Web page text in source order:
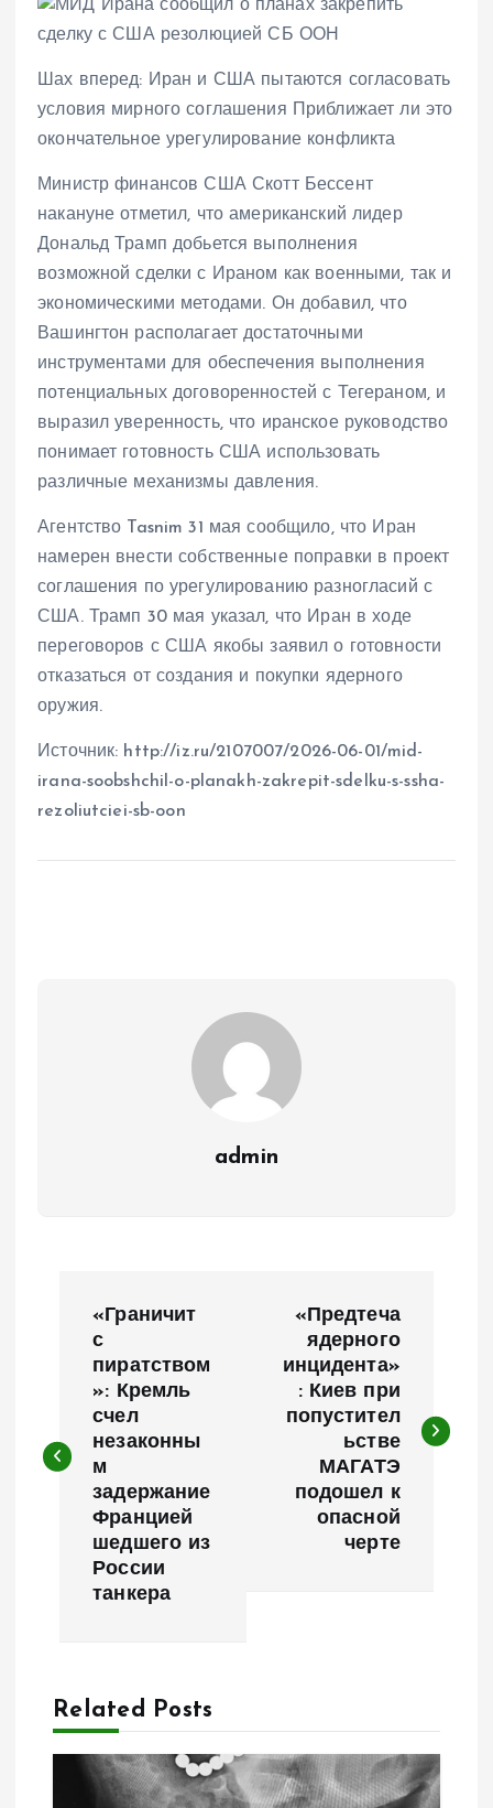
Шах вперед: Иран и США пытаются согласовать
условия мирного соглашения Приближает ли это
окончательное урегулирование конфликта
Министр финансов США Скотт Бессент
накануне отметил, что американский лидер
Дональд Трамп добьется выполнения
возможной сделки с Ираном как военными, так и
экономическими методами. Он добавил, что
Вашингтон располагает достаточными
инструментами для обеспечения выполнения
потенциальных договоренностей с Тегераном, и
выразил уверенность, что иранское руководство
понимает готовность США использовать
различные механизмы давления.
Агентство Tasnim 31 мая сообщило, что Иран
намерен внести собственные поправки в проект
соглашения по урегулированию разногласий с
США. Трамп 30 мая указал, что Иран в ходе
переговоров с США якобы заявил о готовности
отказаться от создания и покупки ядерного
оружия.
Источник: http://iz.ru/2107007/2026-06-01/mid-
irana-soobshchil-o-planakh-zakrepit-sdelku-s-ssha-
rezoliutciei-sb-oon
admin
и
я
«Граничит
с
пиратством
»: Кремль
счел
незаконны
м
задержание
Францией
шедшего из
России
танкера
«Предтеча
ядерного
инцидента»
: Киев при
попустител
ьстве
МАГАТЭ
подошел к
опасной
черте
Related Posts